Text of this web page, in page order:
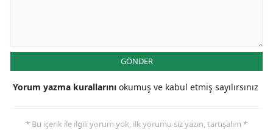
Bartın
GÖNDER
Yorum yazma kurallarını okumuş ve kabul etmiş sayılırsınız
* Bu içerik ile ilgili yorum yok, ilk yorumu siz yazın, tartışalım *